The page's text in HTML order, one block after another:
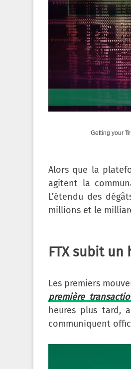
Getting your
Alors que la
agitent la
L’étendu des
millions et le
FTX subit un
Les premiers
première
heures plus tard,
communiquent